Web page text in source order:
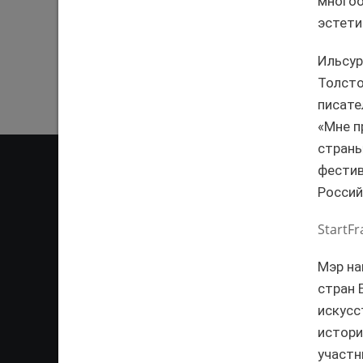
«Мне
Мэр
стран
Ответственным за
Казань KZN.RU». Все
сети Интернет или на
ретрансляции
ссылка).